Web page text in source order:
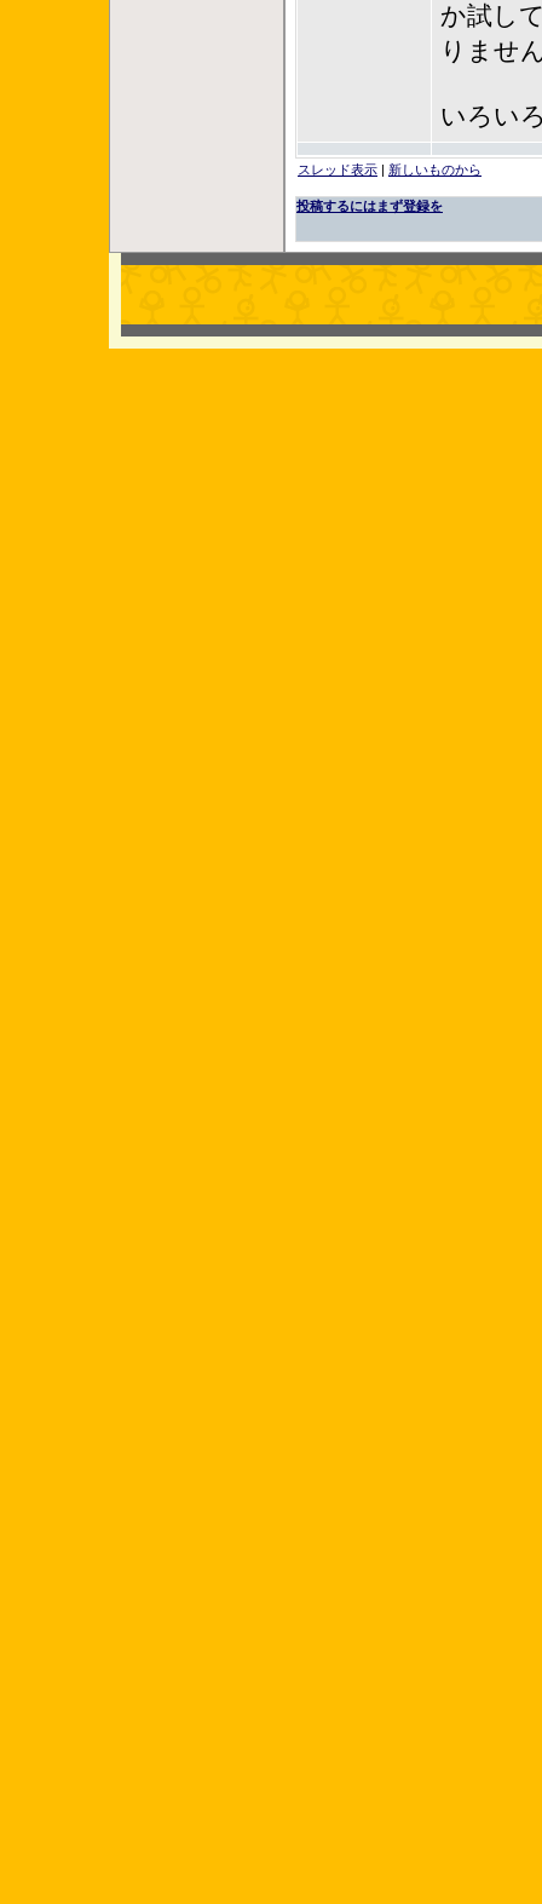
か試し
りませ
いろい
スレッド表示 | 新しいものから
投稿するにはまず登録を